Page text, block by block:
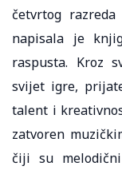
četvrtog razreda
napisala je
raspusta. Kroz
svijet igre,
talent i
zatvoren
čiji su